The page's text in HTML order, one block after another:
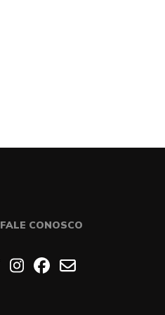
FALE CONOSCO